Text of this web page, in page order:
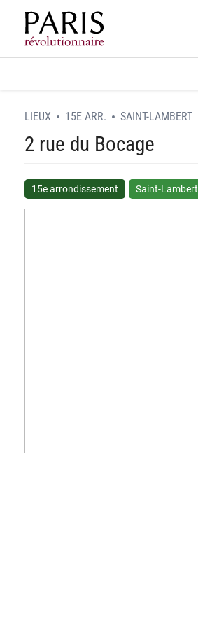
Home
LIEUX 15E ARR. SAINT-LAMBERT
2 rue du Bocage
15e arrondissement Saint-Lambert